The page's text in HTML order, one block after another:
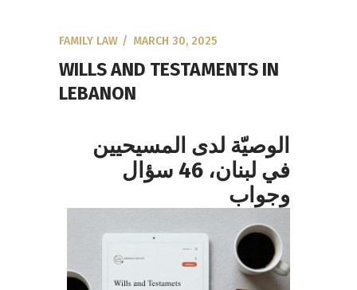
FAMILY LAW MARCH 30, 2025
WILLS AND TESTAMENTS IN
LEBANON
الوصيّة لدى المسيحيين
في لبنان، 46 سؤال
وجواب